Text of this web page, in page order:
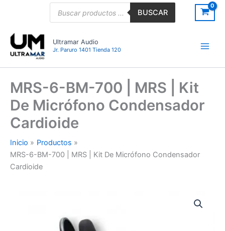
BUSCAR
Ultramar Audio
Jr. Paruro 1401 Tienda 120
MRS-6-BM-700 | MRS | Kit
De Micrófono Condensador
Cardioide
Inicio
Productos
MRS-6-BM-700 | MRS | Kit De Micrófono Condensador
Cardioide